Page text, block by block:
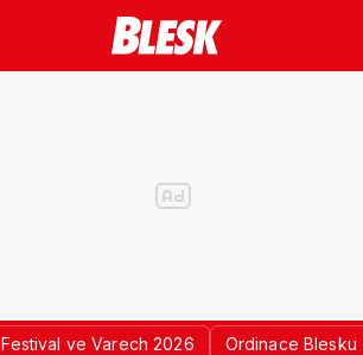
Festival ve Varech 2026 Ordinace Blesku